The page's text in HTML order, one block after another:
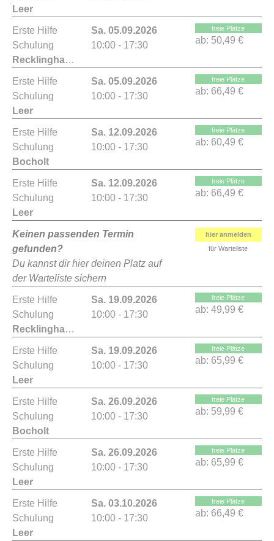
Leer
Erste Hilfe
Schulung
Recklinghausen
Sa. 05.09.2026
10:00 - 17:30
freie Plätze
ab: 50,49 €
Erste Hilfe
Schulung
Leer
Sa. 05.09.2026
10:00 - 17:30
freie Plätze
ab: 66,49 €
Erste Hilfe
Schulung
Bocholt
Sa. 12.09.2026
10:00 - 17:30
freie Plätze
ab: 60,49 €
Erste Hilfe
Schulung
Leer
Sa. 12.09.2026
10:00 - 17:30
freie Plätze
ab: 66,49 €
Keinen passenden Termin
gefunden?
Du kannst dir hier deinen Platz auf
der Warteliste sichern
hier anmelden
für Warteliste
Erste Hilfe
Schulung
Recklinghausen
Sa. 19.09.2026
10:00 - 17:30
freie Plätze
ab: 49,99 €
Erste Hilfe
Schulung
Leer
Sa. 19.09.2026
10:00 - 17:30
freie Plätze
ab: 65,99 €
Erste Hilfe
Schulung
Bocholt
Sa. 26.09.2026
10:00 - 17:30
freie Plätze
ab: 59,99 €
Erste Hilfe
Schulung
Leer
Sa. 26.09.2026
10:00 - 17:30
freie Plätze
ab: 65,99 €
Erste Hilfe
Schulung
Leer
Sa. 03.10.2026
10:00 - 17:30
freie Plätze
ab: 66,49 €